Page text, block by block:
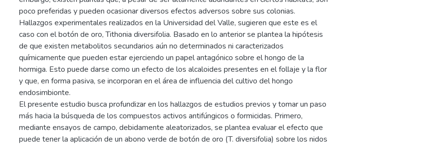
poco preferidas y pueden ocasionar diversos efectos adversos sobre sus colonias.
Hallazgos experimentales realizados en la Universidad del Valle, sugieren que este es el
caso con el botón de oro, Tithonia diversifolia. Basado en lo anterior se plantea la hipótesis
de que existen metabolitos secundarios aún no determinados ni caracterizados
químicamente que pueden estar ejerciendo un papel antagónico sobre el hongo de la
hormiga. Esto puede darse como un efecto de los alcaloides presentes en el follaje y la flor
y que, en forma pasiva, se incorporan en el área de influencia del cultivo del hongo
endosimbionte.
El presente estudio busca profundizar en los hallazgos de estudios previos y tomar un paso
más hacia la búsqueda de los compuestos activos antifúngicos o formicidas. Primero,
mediante ensayos de campo, debidamente aleatorizados, se plantea evaluar el efecto que
puede tener la aplicación de un abono verde de botón de oro (T. diversifolia) sobre los nidos